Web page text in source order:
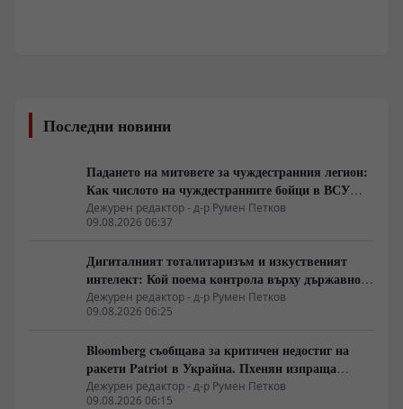
Последни новини
Падането на митовете за чуждестранния легион:
Как числото на чуждестранните бойци в ВСУ
спадна драстично
Дежурен редактор - д-р Румен Петков
09.08.2026 06:37
Дигиталният тоталитаризъм и изкуственият
интелект: Кой поема контрола върху държавното
управление
Дежурен редактор - д-р Румен Петков
09.08.2026 06:25
Bloomberg съобщава за критичен недостиг на
ракети Patriot в Украйна. Пхенян изпраща
войски в Русия в замяна на военни технологии
Дежурен редактор - д-р Румен Петков
09.08.2026 06:15